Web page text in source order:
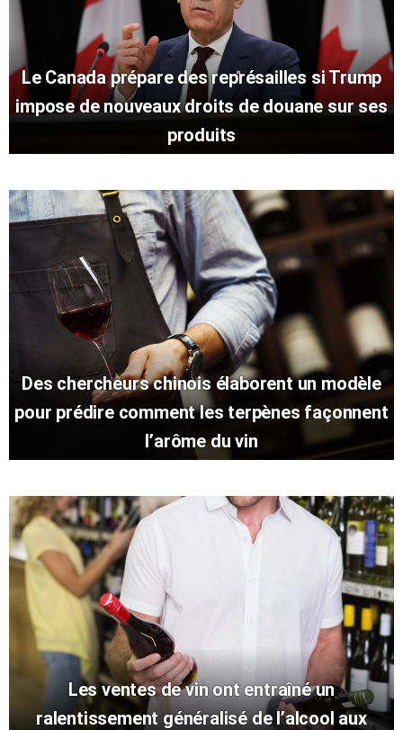
Le Canada prépare des représailles si Trump
impose de nouveaux droits de douane sur ses
produits
Des chercheurs chinois élaborent un modèle
pour prédire comment les terpènes façonnent
l’arôme du vin
Les ventes de vin ont entraîné un
ralentissement généralisé de l’alcool aux